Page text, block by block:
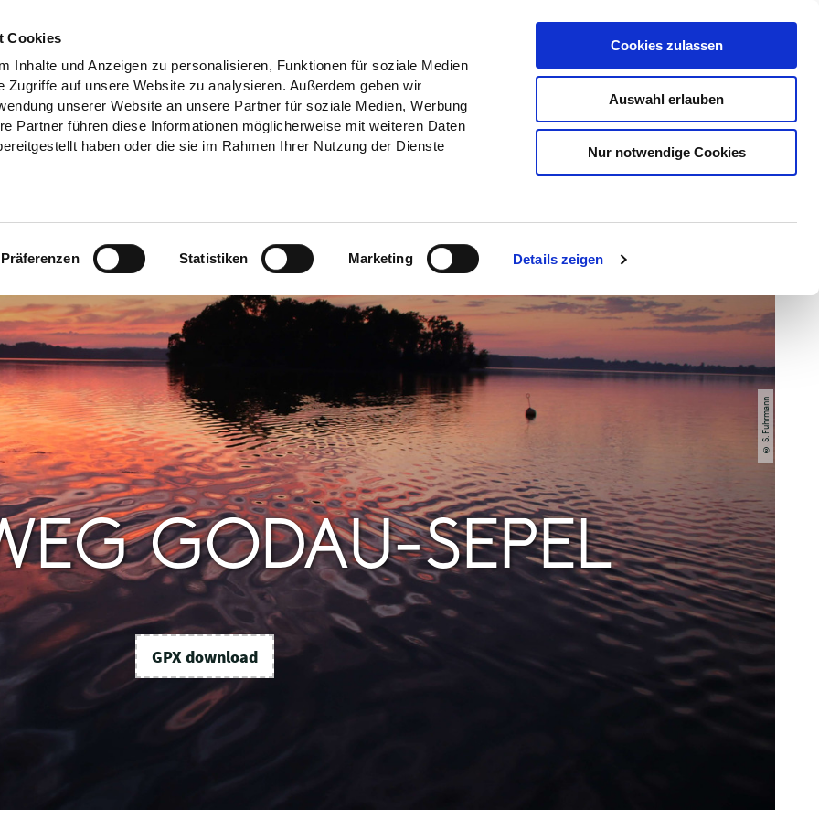
Cookies
Inhalte und Anzeigen zu personalisieren, Funktionen für soziale Medien
Zugriffe auf unsere Website zu analysieren. Außerdem geben wir
unserer Website an unsere Partner für soziale Medien, Werbung
Partner führen diese Informationen möglicherweise mit weiteren Daten
haben oder die sie im Rahmen Ihrer Nutzung der Dienste
Präferenzen Statistiken Marketing Details zeigen
Cookies zulassen
Auswahl erlauben
Nur notwendige Cookies
Grünes Klassenzimmer
© S. Fuhrmann
GODAU-SEPEL
GPX download